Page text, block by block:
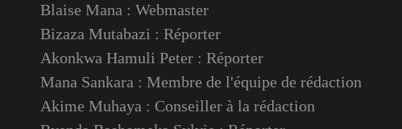
Blaise Mana : Webmaster
Bizaza Mutabazi : Réporter
Akonkwa Hamuli Peter : Réporter
Mana Sankara : Membre de l'équipe de rédaction
Akime Muhaya : Conseiller à la rédaction